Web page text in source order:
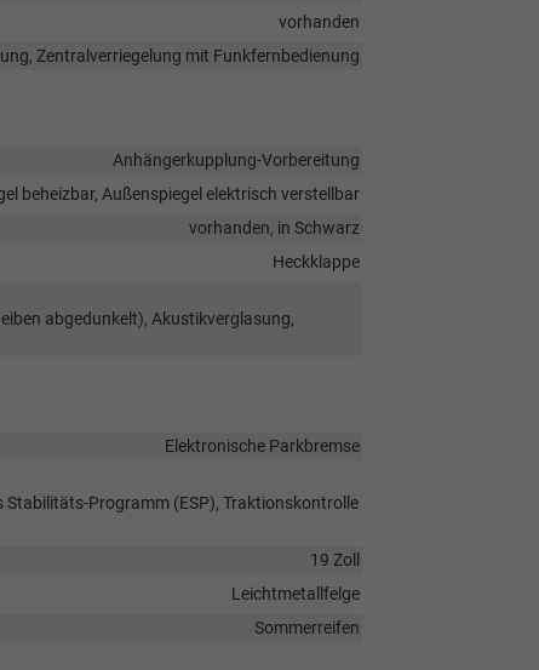
vorhanden
Zentralverriegelung mit Funkfernbedienung
Anhängerkupplung-Vorbereitung
beheizbar, Außenspiegel elektrisch verstellbar
vorhanden, in Schwarz
Heckklappe
abgedunkelt), Akustikverglasung,
Elektronische Parkbremse
Programm (ESP), Traktionskontrolle
19 Zoll
Leichtmetallfelge
Sommerreifen